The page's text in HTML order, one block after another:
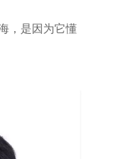
，是因为它懂